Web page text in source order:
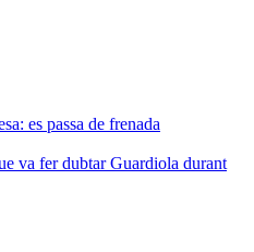
es passa de frenada
va fer dubtar Guardiola durant